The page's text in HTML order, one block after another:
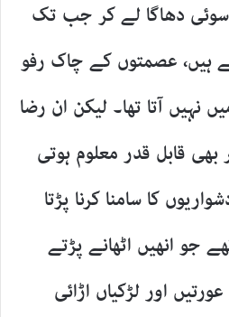
سوئی دھاگا لے کر جب تک
ہیں، عصمتوں کے چاک رفو
آتا تھا۔ لیکن ان رضا
قابل قدر معلوم ہوتی
کا سامنا کرنا پڑتا
جو انھیں اٹھانے پڑتے
اور لڑکیاں اڑائی